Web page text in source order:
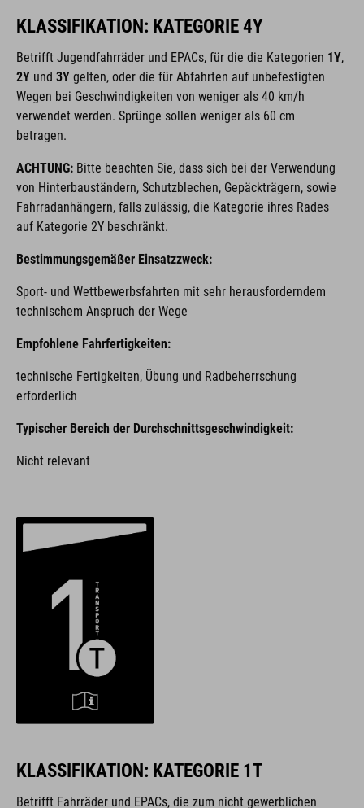
KLASSIFIKATION: KATEGORIE 4Y
Betrifft Jugendfahrräder und EPACs, für die die Kategorien 1Y,
2Y und 3Y gelten, oder die für Abfahrten auf unbefestigten
Wegen bei Geschwindigkeiten von weniger als 40 km/h
verwendet werden. Sprünge sollen weniger als 60 cm
betragen.
ACHTUNG: Bitte beachten Sie, dass sich bei der Verwendung
von Hinterbauständern, Schutzblechen, Gepäckträgern, sowie
Fahrradanhängern, falls zulässig, die Kategorie ihres Rades
auf Kategorie 2Y beschränkt.
Bestimmungsgemäßer Einsatzzweck:
Sport- und Wettbewerbsfahrten mit sehr herausforderndem
technischem Anspruch der Wege
Empfohlene Fahrfertigkeiten:
technische Fertigkeiten, Übung und Radbeherrschung
erforderlich
Typischer Bereich der Durchschnittsgeschwindigkeit:
Nicht relevant
KLASSIFIKATION: KATEGORIE 1T
Betrifft Fahrräder und EPACs, die zum nicht gewerblichen